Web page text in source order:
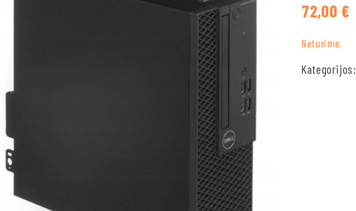
72,00 €
Neturime
Kategorijos: